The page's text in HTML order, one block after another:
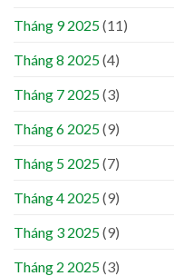
Tháng 9 2025(11)
Tháng 8 2025(4)
Tháng 7 2025(3)
Tháng 6 2025(9)
Tháng 5 2025(7)
Tháng 4 2025(9)
Tháng 3 2025(9)
Tháng 2 2025(3)